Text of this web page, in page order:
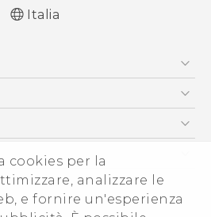
cookies per la
analizzare le
e fornire un'esperienza
- User manual
Italia